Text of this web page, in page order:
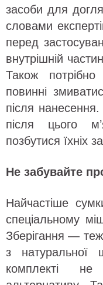
засоби для
словами
перед
внутрішній
Також
повинні
після
після цього
позбутися їхніх
Не забувайте
Найчастіше
спеціальному
Зберігання —
з натуральної
комплекті